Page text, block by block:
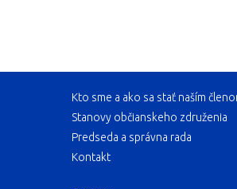
Kto sme a ako sa stať naším
Stanovy občianskeho združenia
Predseda a správna rada
Kontakt